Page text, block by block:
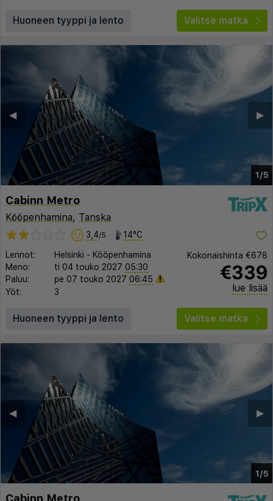
Huoneen tyyppi ja lento Valitse matka
1/5
▶︎
◀︎
Cabinn Metro
Kööpenhamina, Tanska
3,4/5 14°C
Lennot: Helsinki - Kööpenhamina
Meno:
ti 04 touko 2027 05:30
Paluu:
pe 07 touko 2027 06:45
Yöt:
3
Kokonaishinta €678
€339
lue lisää
Huoneen tyyppi ja lento Valitse matka
1/5
▶︎
◀︎